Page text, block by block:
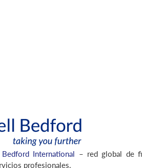
Bedford International – red global de
profesionales.